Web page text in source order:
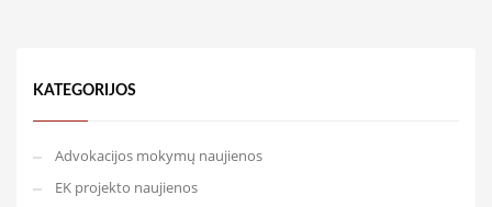
KATEGORIJOS
Advokacijos mokymų naujienos
EK projekto naujienos